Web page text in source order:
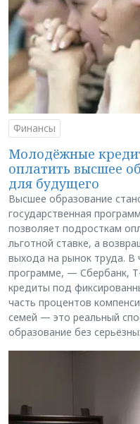
Финансы
Молодёжные
оплатить высшее
для будущего
Высшее образование
государственная
позволяет подросткам
льготной ставке, а
выхода на рынок труда. В
программе, — Сбербанк,
кредиты под
часть процентов
семей — это реальный
образование без